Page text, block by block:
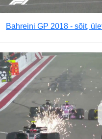
Bahreini GP 2018 - sõit,